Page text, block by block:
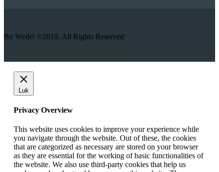
By Wedel ©2019. All Rights Reserved
Luk
Privacy Overview
This website uses cookies to improve your experience while
you navigate through the website. Out of these, the cookies
that are categorized as necessary are stored on your browser
as they are essential for the working of basic functionalities of
the website. We also use third-party cookies that help us